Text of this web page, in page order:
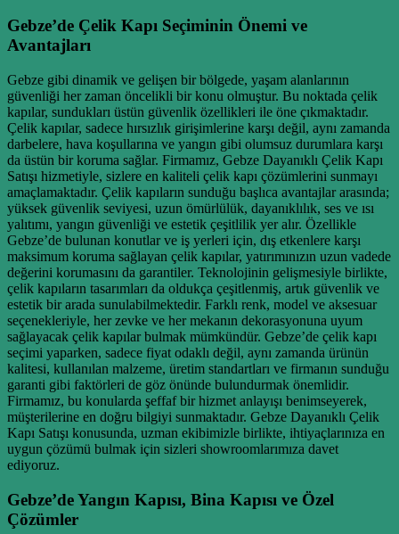
Gebze’de Çelik Kapı Seçiminin Önemi ve
Avantajları
Gebze gibi dinamik ve gelişen bir bölgede, yaşam alanlarının
güvenliği her zaman öncelikli bir konu olmuştur. Bu noktada çelik
kapılar, sundukları üstün güvenlik özellikleri ile öne çıkmaktadır.
Çelik kapılar, sadece hırsızlık girişimlerine karşı değil, aynı zamanda
darbelere, hava koşullarına ve yangın gibi olumsuz durumlara karşı
da üstün bir koruma sağlar. Firmamız, Gebze Dayanıklı Çelik Kapı
Satışı hizmetiyle, sizlere en kaliteli çelik kapı çözümlerini sunmayı
amaçlamaktadır. Çelik kapıların sunduğu başlıca avantajlar arasında;
yüksek güvenlik seviyesi, uzun ömürlülük, dayanıklılık, ses ve ısı
yalıtımı, yangın güvenliği ve estetik çeşitlilik yer alır. Özellikle
Gebze’de bulunan konutlar ve iş yerleri için, dış etkenlere karşı
maksimum koruma sağlayan çelik kapılar, yatırımınızın uzun vadede
değerini korumasını da garantiler. Teknolojinin gelişmesiyle birlikte,
çelik kapıların tasarımları da oldukça çeşitlenmiş, artık güvenlik ve
estetik bir arada sunulabilmektedir. Farklı renk, model ve aksesuar
seçenekleriyle, her zevke ve her mekanın dekorasyonuna uyum
sağlayacak çelik kapılar bulmak mümkündür. Gebze’de çelik kapı
seçimi yaparken, sadece fiyat odaklı değil, aynı zamanda ürünün
kalitesi, kullanılan malzeme, üretim standartları ve firmanın sunduğu
garanti gibi faktörleri de göz önünde bulundurmak önemlidir.
Firmamız, bu konularda şeffaf bir hizmet anlayışı benimseyerek,
müşterilerine en doğru bilgiyi sunmaktadır. Gebze Dayanıklı Çelik
Kapı Satışı konusunda, uzman ekibimizle birlikte, ihtiyaçlarınıza en
uygun çözümü bulmak için sizleri showroomlarımıza davet
ediyoruz.
Gebze’de Yangın Kapısı, Bina Kapısı ve Özel
Çözümler